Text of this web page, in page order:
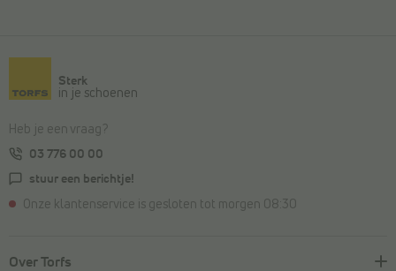
Sterk
in je schoenen
Heb je een vraag?
03 776 00 00
stuur een berichtje!
Onze klantenservice is gesloten tot morgen 08:30
Over Torfs